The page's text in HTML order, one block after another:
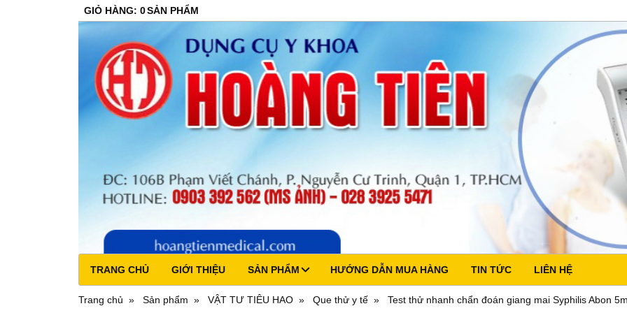
GIỎ HÀNG: 0SẢN PHẨM
TRANG CHỦ GIỚI THIỆU SẢN PHẨM HƯỚNG DẪN MUA HÀNG TIN TỨC LIÊN HỆ
Trang chủ Sản phẩm VẬT TƯ TIÊU HAO Que thử y tế Test thử nhanh chẩn đoán giang mai Syphilis Abon